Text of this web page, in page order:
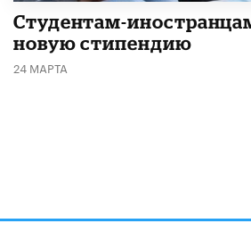
Студентам-
новую стипендию
24 МАРТА